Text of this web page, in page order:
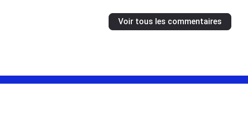
Voir tous les commentaires